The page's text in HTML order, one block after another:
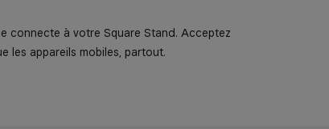
connecte à votre Square Stand. Acceptez
les appareils mobiles, partout.